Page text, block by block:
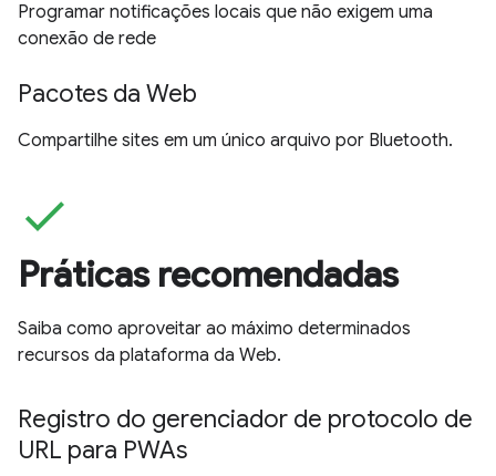
Programar notificações locais que não exigem uma
conexão de rede
Pacotes da Web
Compartilhe sites em um único arquivo por Bluetooth.
check
Práticas recomendadas
Saiba como aproveitar ao máximo determinados
recursos da plataforma da Web.
Registro do gerenciador de protocolo de
URL para PWAs